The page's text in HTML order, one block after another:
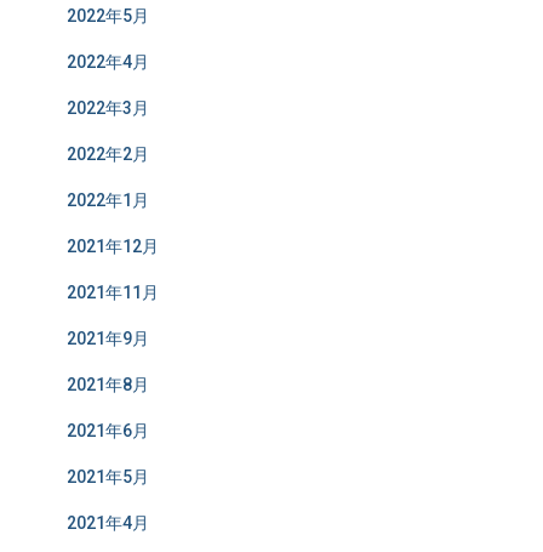
2022年5月
2022年4月
2022年3月
2022年2月
2022年1月
2021年12月
2021年11月
2021年9月
2021年8月
2021年6月
2021年5月
2021年4月